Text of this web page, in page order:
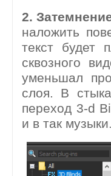
2.
наложить
текст будет
сквозного
уменьшал
слоя. В
переход 3-d
и в так